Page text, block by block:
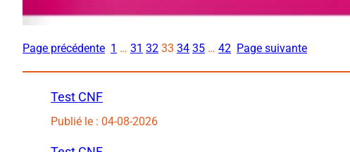
Page précédente 1 … 31 32 33 34 35 … 42 Page suivante
Test CNF
Publié le : 04-08-2026